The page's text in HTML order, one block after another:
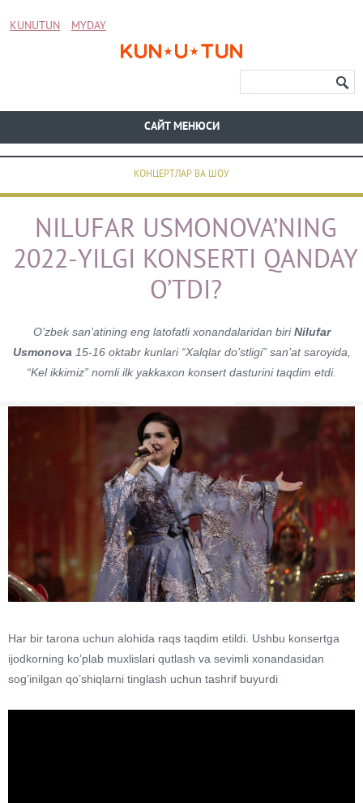
KUNUTUN MYDAY
CАЙТ МЕНЮСИ
КОНЦЕРТЛАР ВА ШОУ
NILUFAR USMONOVA’NING
2022-YILGI KONSERTI QANDAY
O’TDI?
O’zbek san’atining eng latofatli xonandalaridan biriNilufar
Usmonova 15-16 oktabr kunlari “Xalqlar do’stligi” san’at saroyida,
“Kel ikkimiz” nomli ilk yakkaxon konsert dasturini taqdim etdi.​
Har bir tarona uchun alohida raqs taqdim etildi. Ushbu konsertga
ijodkorning ko’plab muxlislari qutlash va sevimli xonandasidan
sog’inilgan qo’shiqlarni tinglash uchun tashrif buyurdi